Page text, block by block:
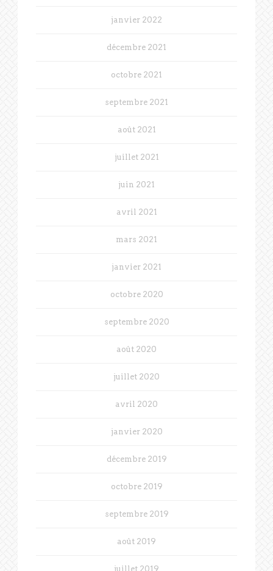
janvier 2022
décembre 2021
octobre 2021
septembre 2021
août 2021
juillet 2021
juin 2021
avril 2021
mars 2021
janvier 2021
octobre 2020
septembre 2020
août 2020
juillet 2020
avril 2020
janvier 2020
décembre 2019
octobre 2019
septembre 2019
août 2019
juillet 2019